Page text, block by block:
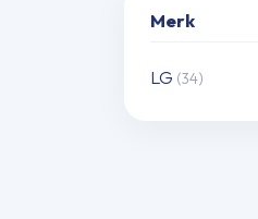
Merk
LG (34)